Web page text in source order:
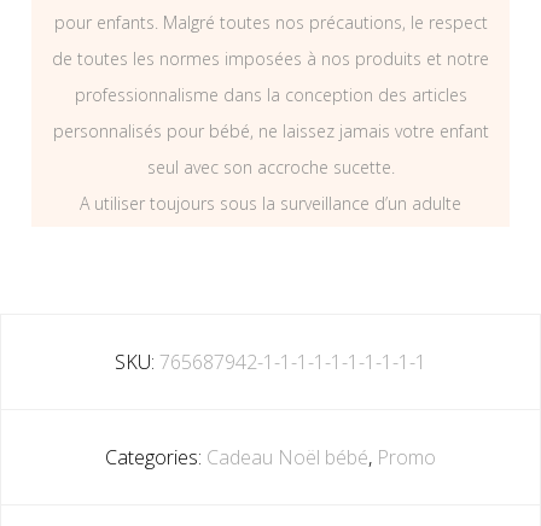
pour enfants. Malgré toutes nos précautions, le respect
de toutes les normes imposées à nos produits et notre
professionnalisme dans la conception des articles
personnalisés pour bébé, ne laissez jamais votre enfant
seul avec son accroche sucette.
A utiliser toujours sous la surveillance d’un adulte
SKU: 765687942-1-1-1-1-1-1-1-1-1-1
Categories: Cadeau Noël bébé, Promo